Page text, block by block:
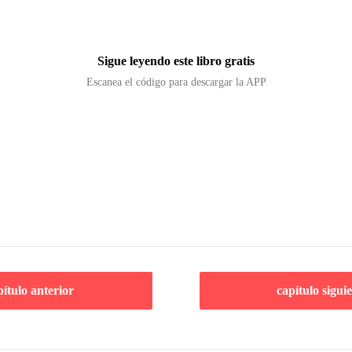
Sigue leyendo este libro gratis
Escanea el código para descargar la APP
anterior capítulo